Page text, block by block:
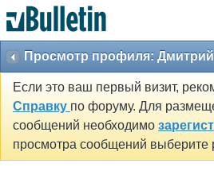
Просмотр профиля:
Если это ваш первый визит,
Справку по форуму. Для
сообщений необходимо
просмотра сообщений выберите